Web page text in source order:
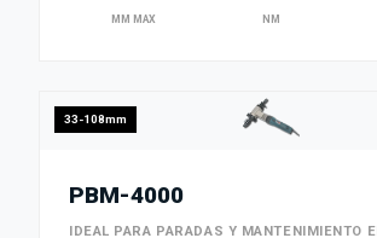
MM MAX NM
33-108mm
PBM-4000
IDEAL PARA PARADAS Y MANTENIMIENTO